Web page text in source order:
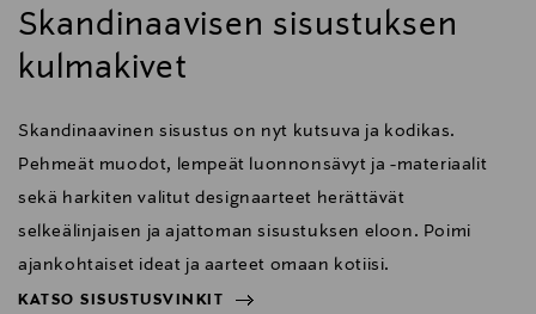
Skandinaavisen sisustuksen
kulmakivet
Skandinaavinen sisustus on nyt kutsuva ja kodikas.
Pehmeät muodot, lempeät luonnonsävyt ja -materiaalit
sekä harkiten valitut designaarteet herättävät
selkeälinjaisen ja ajattoman sisustuksen eloon. Poimi
ajankohtaiset ideat ja aarteet omaan kotiisi.
KATSO SISUSTUSVINKIT